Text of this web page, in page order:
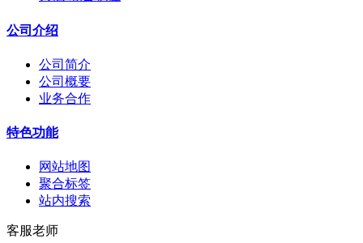
公司介绍
公司简介
公司概要
业务合作
特色功能
网站地图
聚合标签
站内搜索
客服老师